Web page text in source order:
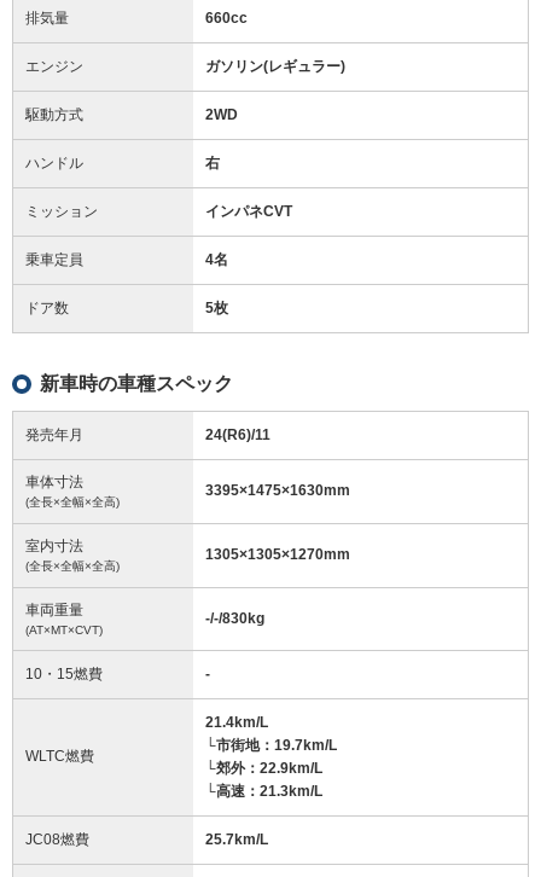
排気量 660cc
エンジン ガソリン(レギュラー)
駆動方式 2WD
ハンドル 右
ミッション インパネCVT
乗車定員 4名
ドア数 5枚
新車時の車種スペック
発売年月 24(R6)/11
車体寸法
(全長×全幅×全高)
3395×1475×1630mm
室内寸法
(全長×全幅×全高)
1305×1305×1270mm
車両重量
(AT×MT×CVT)
-/-/830kg
10・15燃費 -
WLTC燃費
21.4km/L
└市街地：19.7km/L
└郊外：22.9km/L
└高速：21.3km/L
JC08燃費 25.7km/L